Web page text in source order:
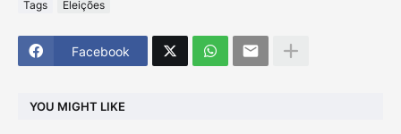
Tags Eleições
Facebook
YOU MIGHT LIKE